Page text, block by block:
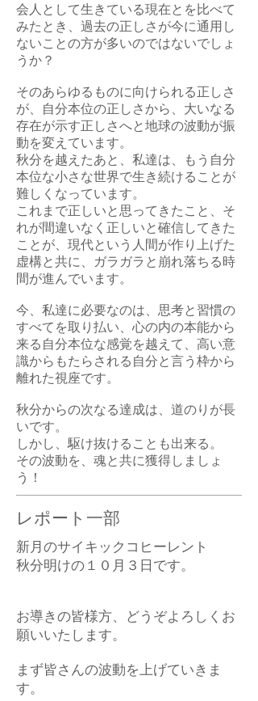
会人として生きている現在とを比べて
みたとき、過去の正しさが今に通用し
ないことの方が多いのではないでしょ
うか？
そのあらゆるものに向けられる正しさ
が、自分本位の正しさから、大いなる
存在が示す正しさへと地球の波動が振
動を変えています。
秋分を越えたあと、私達は、もう自分
本位な小さな世界で生き続けることが
難しくなっています。
これまで正しいと思ってきたこと、そ
れが間違いなく正しいと確信してきた
ことが、現代という人間が作り上げた
虚構と共に、ガラガラと崩れ落ちる時
間が進んでいます。
今、私達に必要なのは、思考と習慣の
すべてを取り払い、心の内の本能から
来る自分本位な感覚を越えて、高い意
識からもたらされる自分と言う枠から
離れた視座です。
秋分からの次なる達成は、道のりが長
いです。
しかし、駆け抜けることも出来る。
その波動を、魂と共に獲得しましょ
う！
レポート一部
新月のサイキックコヒーレント
秋分明けの１０月３日です。
お導きの皆様方、どうぞよろしくお
願いいたします。
まず皆さんの波動を上げていきま
す。